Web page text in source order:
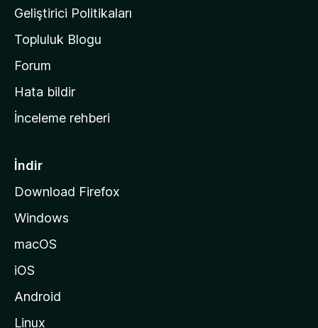
n
n
a
s
y
a
ı
n
i
d
Geliştirici Politikaları
Topluluk Blogu
Forum
Hata bildir
İnceleme rehberi
İndir
Download Firefox
Windows
macOS
iOS
Android
Linux